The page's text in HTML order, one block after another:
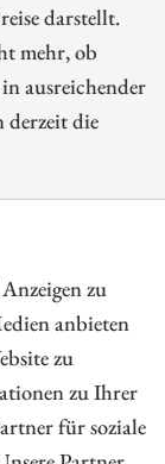
zu
anbieten
zu
zu Ihrer
für soziale
darstellt.
mehr, ob
ausreichender
derzeit die